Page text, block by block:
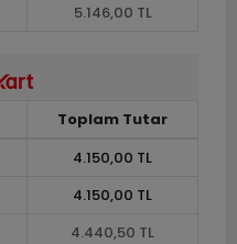
5.146,00 TL
Toplam Tutar
4.150,00 TL
4.150,00 TL
4.440,50 TL